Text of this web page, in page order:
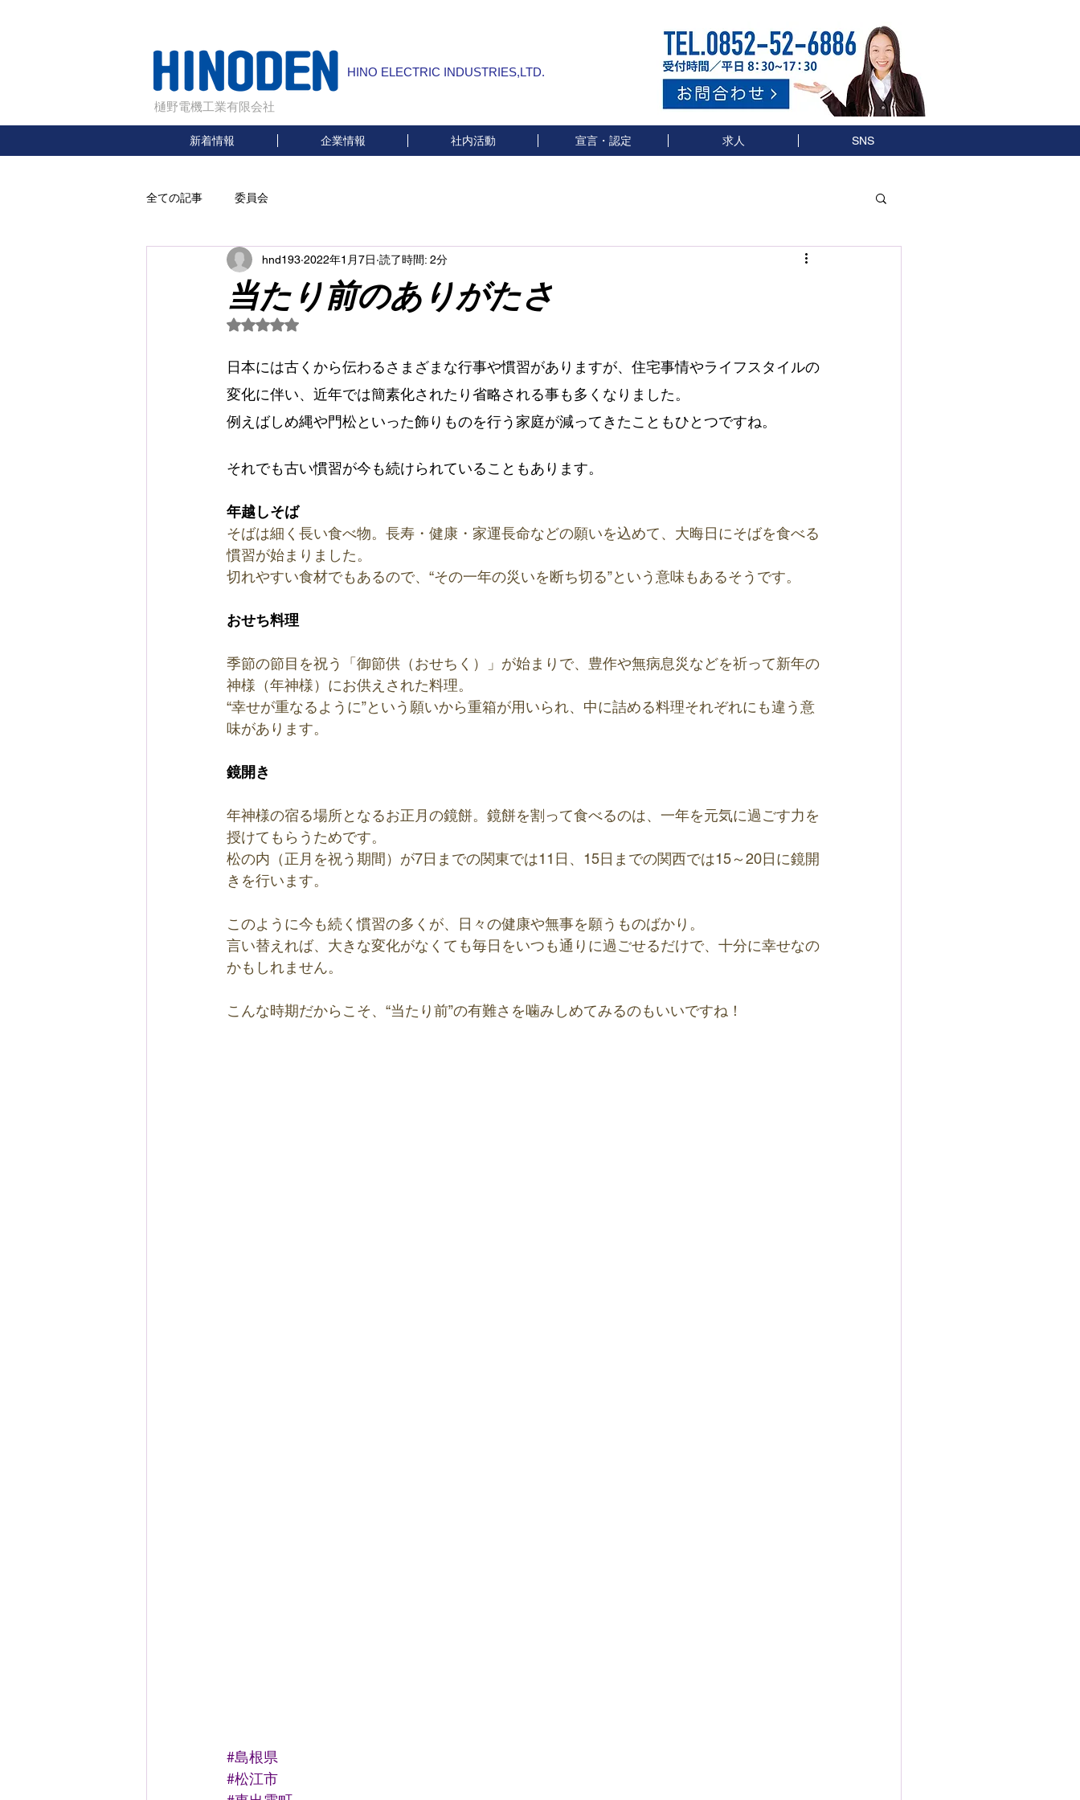
樋野電機工業有限会社
HINO ELECTRIC INDUSTRIES,LTD.
新着情報 企業情報 社内活動 宣言・認定 求人 SNS
全ての記事 委員会
当たり前のありがたさ
hnd193 2022年1月7日 読了時間: 2分
5つ星のうちNaNと評価されています。
日本には古くから伝わるさまざまな行事や慣習がありますが、住宅事情やライフスタイルの
変化に伴い、近年では簡素化されたり省略される事も多くなりました。
例えばしめ縄や門松といった飾りものを行う家庭が減ってきたこともひとつですね。
それでも古い慣習が今も続けられていることもあります。
年越しそば
そばは細く長い食べ物。長寿・健康・家運長命などの願いを込めて、大晦日にそばを食べる
慣習が始まりました。
切れやすい食材でもあるので、“その一年の災いを断ち切る”という意味もあるそうです。
おせち料理
季節の節目を祝う「御節供（おせちく）」が始まりで、豊作や無病息災などを祈って新年の
神様（年神様）にお供えされた料理。
“幸せが重なるように”という願いから重箱が用いられ、中に詰める料理それぞれにも違う意
味があります。
鏡開き
年神様の宿る場所となるお正月の鏡餅。鏡餅を割って食べるのは、一年を元気に過ごす力を
授けてもらうためです。
松の内（正月を祝う期間）が7日までの関東では11日、15日までの関西では15～20日に鏡開
きを行います。
このように今も続く慣習の多くが、日々の健康や無事を願うものばかり。
言い替えれば、大きな変化がなくても毎日をいつも通りに過ごせるだけで、十分に幸せなの
かもしれません。
こんな時期だからこそ、“当たり前”の有難さを噛みしめてみるのもいいですね！
#島根県
#松江市